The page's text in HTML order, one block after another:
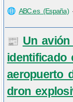
🌐 ABC.es (España)
📰 Un
identificado
aeropuerto
dron